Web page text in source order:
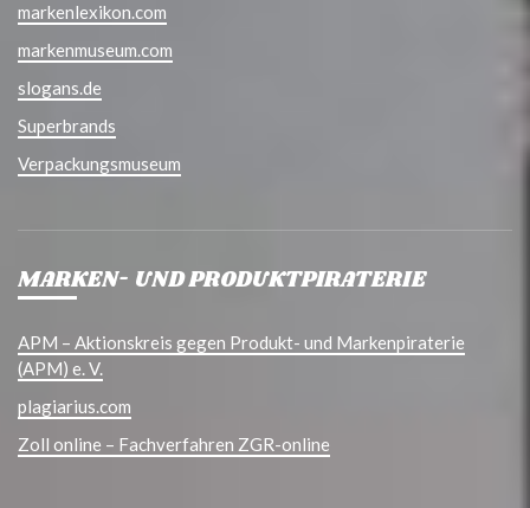
markenlexikon.com
markenmuseum.com
slogans.de
Superbrands
Verpackungsmuseum
MARKEN- UND PRODUKTPIRATERIE
APM – Aktionskreis gegen Produkt- und Markenpiraterie
(APM) e. V.
plagiarius.com
Zoll online – Fachverfahren ZGR-online